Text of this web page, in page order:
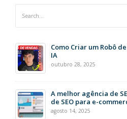
Como Criar um Robô
IA
outubro 28, 2025
A melhor agência de
de SEO para e-
agosto 14, 2025